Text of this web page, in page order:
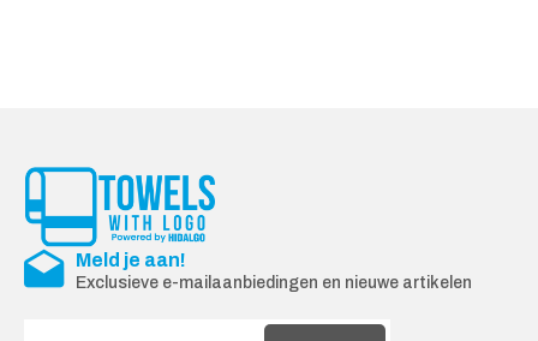
Meld je aan!
Exclusieve e-mailaanbiedingen en nieuwe artikelen